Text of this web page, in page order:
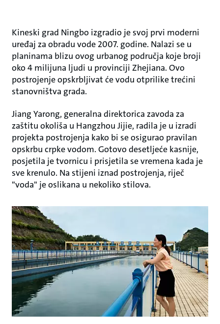
Kineski grad Ningbo izgradio je svoj prvi moderni
uređaj za obradu vode 2007. godine. Nalazi se u
planinama blizu ovog urbanog područja koje broji
oko 4 milijuna ljudi u provinciji Zhejiana. Ovo
postrojenje opskrbljivat će vodu otprilike trećini
stanovništva grada.
Jiang Yarong, generalna direktorica zavoda za
zaštitu okoliša u Hangzhou Jijie, radila je u izradi
projekta postrojenja kako bi se osigurao pravilan
opskrbu crpke vodom. Gotovo desetljeće kasnije,
posjetila je tvornicu i prisjetila se vremena kada je
sve krenulo. Na stijeni iznad postrojenja, riječ
"voda" je oslikana u nekoliko stilova.